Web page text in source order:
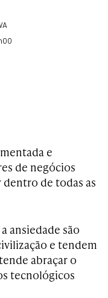
e
de negócios
de todas as
ansiedade são
e tendem
abraçar o
tecnológicos